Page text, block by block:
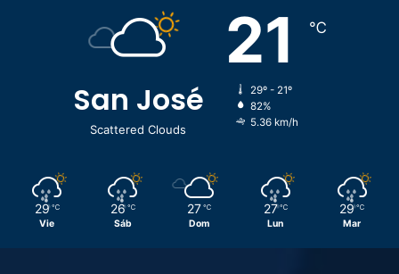
San José
Scattered Clouds
21 ℃
29º - 21º
82%
5.36 km/h
29 ℃
Vie
26 ℃
Sáb
27 ℃
Dom
27 ℃
Lun
29 ℃
Mar